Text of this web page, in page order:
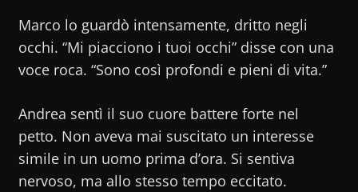
Marco lo guardò intensamente, dritto negli
occhi. “Mi piacciono i tuoi occhi” disse con una
voce roca. “Sono così profondi e pieni di vita.”
Andrea sentì il suo cuore battere forte nel
petto. Non aveva mai suscitato un interesse
simile in un uomo prima d’ora. Si sentiva
nervoso, ma allo stesso tempo eccitato.